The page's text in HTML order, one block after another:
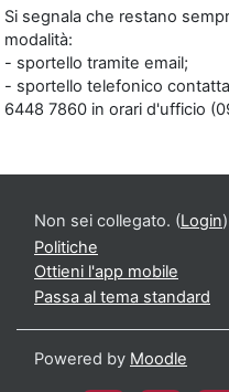
Si segnala che restano
modalità:
- sportello tramite email;
- sportello telefonico
6448 7860 in orari d'ufficio
Non sei collegato. (Login)
Politiche
Ottieni l'app mobile
Passa al tema standard
Powered by Moodle